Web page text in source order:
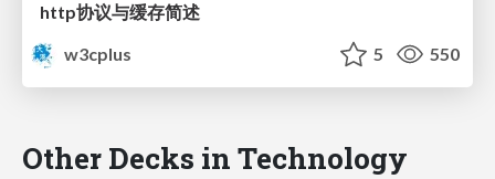
http协议与缓存简述
w3cplus
5 550
Other Decks in Technology